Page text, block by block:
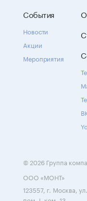
События
Новости
Акции
Мероприятия
© 2026 Группа
ООО «МОНТ»
123557, г. Москва,